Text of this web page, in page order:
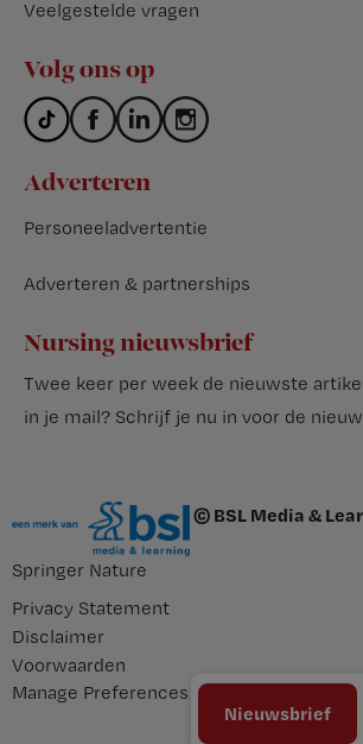
Nieuwsbrief
Veelgestelde vragen
Volg ons op
Adverteren
Personeeladvertentie
Adverteren & partnerships
Nursing nieuwsbrief
Twee keer per week de nieuwste
in je mail? Schrijf je nu in voor de
© BSL Media &
Springer Nature
Privacy Statement
Disclaimer
Voorwaarden
Manage Preferences